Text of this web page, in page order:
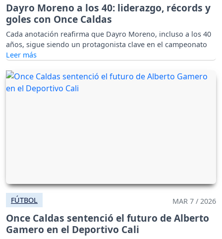
Dayro Moreno a los 40: liderazgo, récords y
goles con Once Caldas
Cada anotación reafirma que Dayro Moreno, incluso a los 40
años, sigue siendo un protagonista clave en el campeonato
FÚTBOL MAR 7 / 2026
Once Caldas sentenció el futuro de Alberto
Gamero en el Deportivo Cali